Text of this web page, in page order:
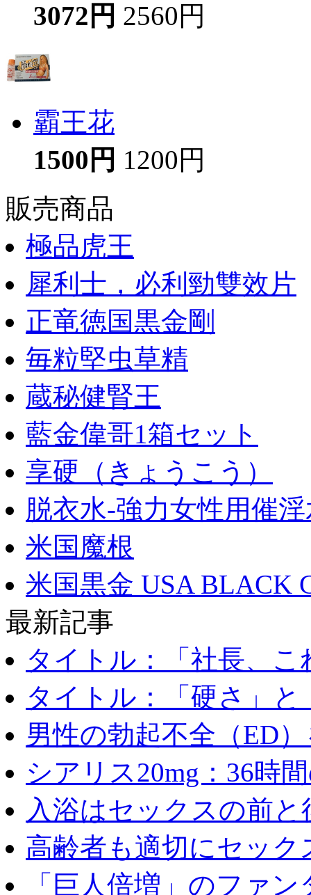
3072円 2560円
霸王花
1500円 1200円
販売商品
極品虎王
犀利士，必利勁雙效片
正竜徳国黒金剛
毎粒堅虫草精
蔵秘健腎王
藍金偉哥1箱セット
享硬（きょうこう）
脱衣水-強力女性用催
米国魔根
米国黒金 USA BLACK
最新記事
タイトル：「社長、こ
タイトル：「硬さ」と
男性の勃起不全（ED
シアリス20mg：36時
入浴はセックスの前と
高齢者も適切にセック
「巨人倍増」のファ